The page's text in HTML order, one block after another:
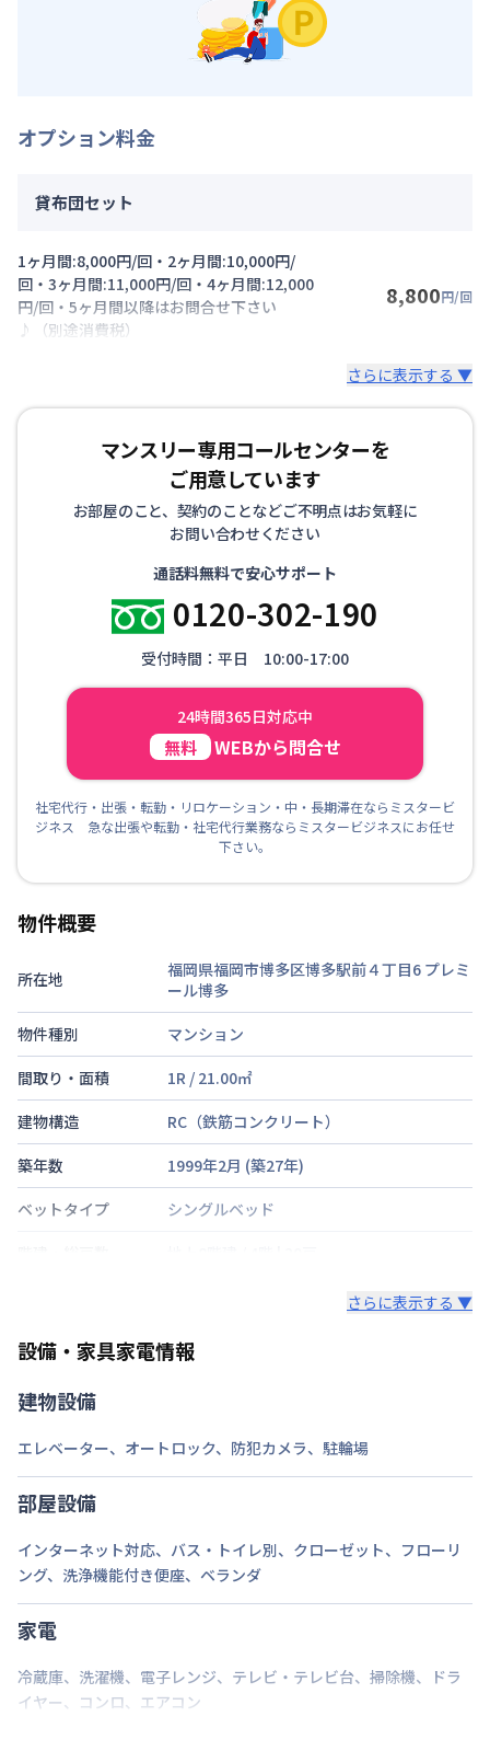
オプション料金
貸布団セット
1ヶ月間:8,000円/回・2ヶ月間:10,000円/
回・3ヶ月間:11,000円/回・4ヶ月間:12,000
円/回・5ヶ月間以降はお問合せ下さい
♪（別途消費税）
8,800円/回
さらに表示する ▼
マンスリー専用コールセンターを
ご用意しています
お部屋のこと、契約のことなどご不明点はお気軽に
お問い合わせください
通話料無料で安心サポート
0120-302-190
受付時間：平日 10:00-17:00
24時間365日対応中
無料 WEBから問合せ
社宅代行・出張・転勤・リロケーション・中・長期滞在ならミスタービ
ジネス 急な出張や転勤・社宅代行業務ならミスタービジネスにお任せ
下さい。
物件概要
所在地 福岡県福岡市博多区博多駅前４丁目6 プレミ
ール博多
物件種別
マンション
間取り・面積
1R / 21.00㎡
建物構造
RC（鉄筋コンクリート）
築年数
1999年2月 (築27年)
ベットタイプ
シングルベッド
部屋の向き
東
交通
福岡市七隈線渡辺通駅徒歩14
定員
次回更新日
情報更新日より14日以内
情報更新日
さらに表示する ▼
設備・家具家電情報
建物設備
エレベーター、 オートロック、 防犯カメラ、 駐輪場
部屋設備
インターネット対応、 バス・トイレ別、 クローゼット、 フローリ
ング、 洗浄機能付き便座、 ベランダ
家電
冷蔵庫、 洗濯機、 電子レンジ、 テレビ・テレビ台、 掃除機、
ドラ
イヤー、 コンロ、 エアコン